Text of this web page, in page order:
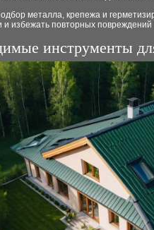
металла, крепежа и
избежать повторных повреждений
инструменты